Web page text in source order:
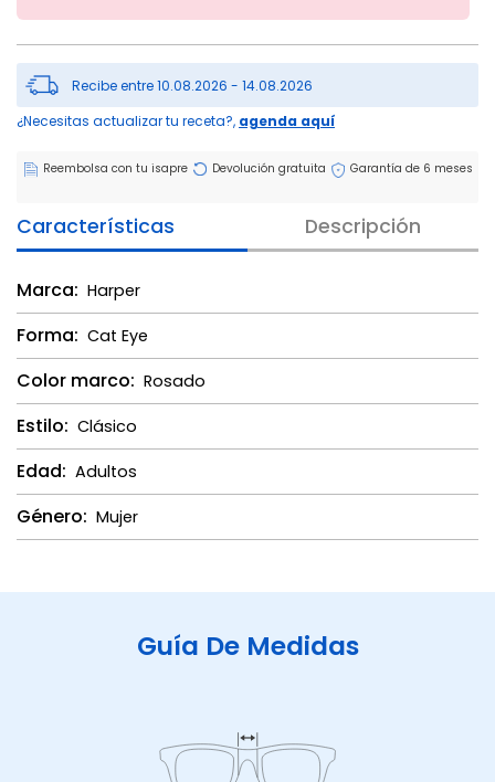
Recibe entre 10.08.2026 - 14.08.2026
¿Necesitas actualizar tu receta?, agenda aquí
Reembolsa con tu isapre Devolución gratuita Garantía de 6 meses
Características Descripción
Marca: Harper
Forma: Cat Eye
Color marco: Rosado
Estilo: Clásico
Edad: Adultos
Género: Mujer
Guía De Medidas